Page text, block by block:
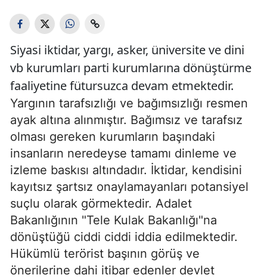
Siyasi iktidar, yargı, asker, üniversite ve dini
vb kurumları parti kurumlarına dönüştürme
faaliyetine fütursuzca devam etmektedir.
Yargının tarafsızlığı ve bağımsızlığı resmen
ayak altına alınmıştır. Bağımsız ve tarafsız
olması gereken kurumların başındaki
insanların neredeyse tamamı dinleme ve
izleme baskısı altındadır. İktidar, kendisini
kayıtsız şartsız onaylamayanları potansiyel
suçlu olarak görmektedir. Adalet
Bakanlığının "Tele Kulak Bakanlığı"na
dönüştüğü ciddi ciddi iddia edilmektedir.
Hükümlü terörist başının görüş ve
önerilerine dahi itibar edenler devlet